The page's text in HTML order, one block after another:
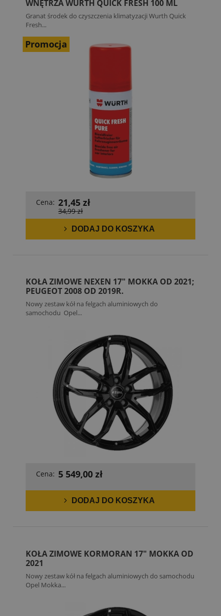
WNĘTRZA WURTH QUICK FRESH 100 ML
Granat środek do czyszczenia klimatyzacji Wurth Quick
Fresh...
Cena: 21,45 zł
34,99 zł
DODAJ DO KOSZYKA
Promocja
KOŁA ZIMOWE NEXEN 17" MOKKA OD 2021;
PEUGEOT 2008 OD 2019R.
Nowy zestaw kół na felgach aluminiowych do
samochodu Opel...
Cena: 5 549,00 zł
DODAJ DO KOSZYKA
KOŁA ZIMOWE KORMORAN 17" MOKKA OD
2021
Nowy zestaw kół na felgach aluminiowych do samochodu
Opel Mokka...